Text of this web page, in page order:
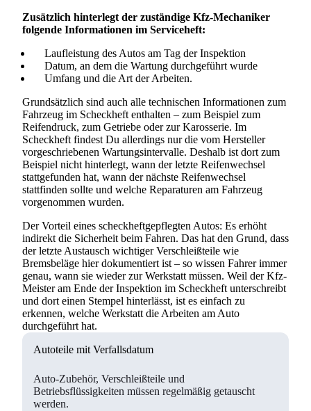
Zusätzlich hinterlegt der zuständige Kfz-Mechaniker
folgende Informationen im Serviceheft:
Laufleistung des Autos am Tag der Inspektion
Datum, an dem die Wartung durchgeführt wurde
Umfang und die Art der Arbeiten.
Grundsätzlich sind auch alle technischen Informationen zum
Fahrzeug im Scheckheft enthalten – zum Beispiel zum
Reifendruck, zum Getriebe oder zur Karosserie. Im
Scheckheft findest Du allerdings nur die vom Hersteller
vorgeschriebenen Wartungsintervalle. Deshalb ist dort zum
Beispiel nicht hinterlegt, wann der letzte Reifenwechsel
stattgefunden hat, wann der nächste Reifenwechsel
stattfinden sollte und welche Reparaturen am Fahrzeug
vorgenommen wurden.
Der Vorteil eines scheckheftgepflegten Autos: Es erhöht
indirekt die Sicherheit beim Fahren. Das hat den Grund, dass
der letzte Austausch wichtiger Verschleißteile wie
Bremsbeläge hier dokumentiert ist – so wissen Fahrer immer
genau, wann sie wieder zur Werkstatt müssen. Weil der Kfz-
Meister am Ende der Inspektion im Scheckheft unterschreibt
und dort einen Stempel hinterlässt, ist es einfach zu
erkennen, welche Werkstatt die Arbeiten am Auto
durchgeführt hat.
Autoteile mit Verfallsdatum
Auto-Zubehör, Verschleißteile und
Betriebsflüssigkeiten müssen regelmäßig getauscht
werden.